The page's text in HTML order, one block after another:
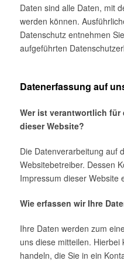
Daten sind alle Daten, mit
werden können.
Datenschutz entnehmen
aufgeführten
Datenerfassung auf
Wer ist verantwortlich für
dieser Website?
Die Datenverarbeitung auf
Websitebetreiber. Dessen
Impressum dieser Website
Wie erfassen wir Ihre
Ihre Daten werden zum
uns diese mitteilen.
handeln, die Sie in ein